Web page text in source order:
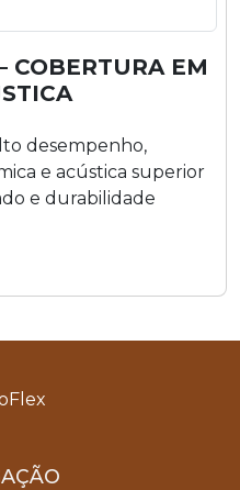
COBERTURA EM
desempenho,
e acústica superior
e durabilidade